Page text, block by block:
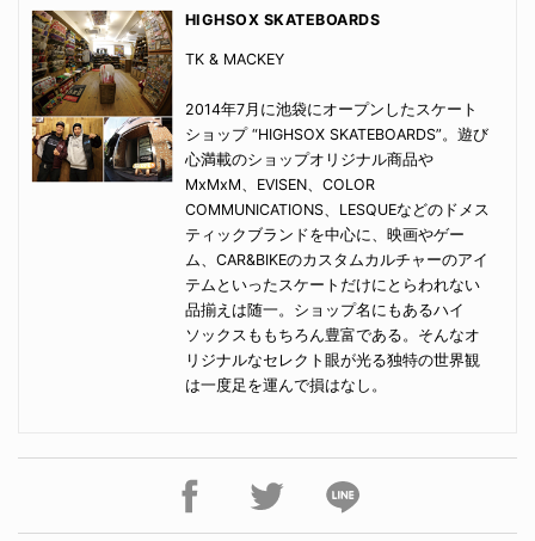
HIGHSOX SKATEBOARDS
TK & MACKEY
2014年7月に池袋にオープンしたスケート
ショップ “HIGHSOX SKATEBOARDS”。遊び
心満載のショップオリジナル商品や
MxMxM、EVISEN、COLOR
COMMUNICATIONS、LESQUEなどのドメス
ティックブランドを中心に、映画やゲー
ム、CAR&BIKEのカスタムカルチャーのアイ
テムといったスケートだけにとらわれない
品揃えは随一。ショップ名にもあるハイ
ソックスももちろん豊富である。そんなオ
リジナルなセレクト眼が光る独特の世界観
は一度足を運んで損はなし。